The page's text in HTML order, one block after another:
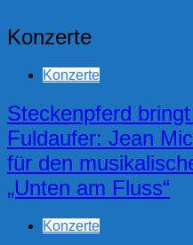
Konzerte
Konzerte
Steckenpferd
Fuldaufer: Jean
für den
„Unten am Fluss“
Konzerte